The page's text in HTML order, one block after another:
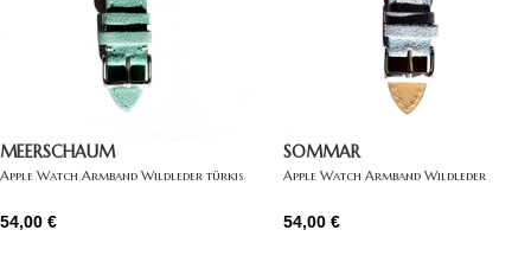
MEERSCHAUM
Apple Watch Armband Wildleder türkis
54,00 €
SOMMAR
Apple Watch Armband Wildleder
54,00 €